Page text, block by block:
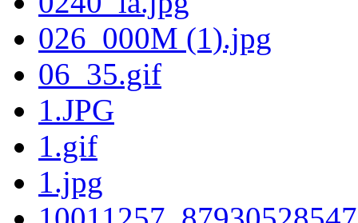
026_000M (1).jpg
06_35.gif
1.JPG
1.gif
1.jpg